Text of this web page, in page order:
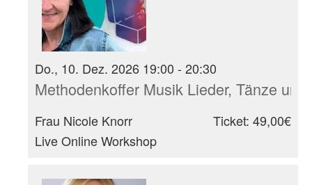
Do., 10. Dez. 2026 19:00 - 20:30
Methodenkoffer Musik Lieder, Tänze
Frau Nicole Knorr
Live Online Workshop
Ticket: 49,00€